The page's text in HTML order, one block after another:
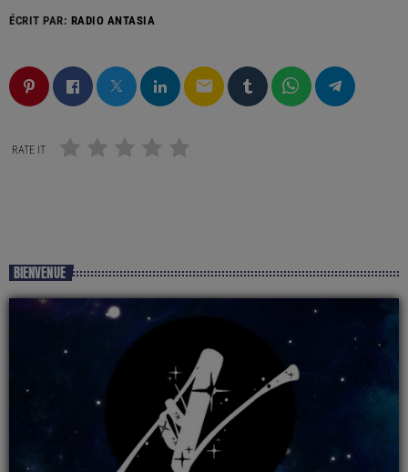
ÉCRIT PAR: RADIO ANTASIA
email
RATE IT
BIENVENUE